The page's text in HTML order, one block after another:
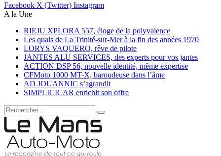
Facebook X (Twitter) Instagram
A la Une
RIEJU XPLORA 557, éloge de la polyvalence
Les quais de La Trinité-sur-Mer à la fin des années 1970
LORYS VAQUERO, rêve de pilote
JANTES ALU SERVICES, des experts pour vos jantes
ACTION DSP 56, nouvelle identité, même expertise
CFMoto 1000 MT-X, baroudeuse dans l’âme
AD JOUANNIC s’agrandit
SIMPLICICAR enrichit son offre